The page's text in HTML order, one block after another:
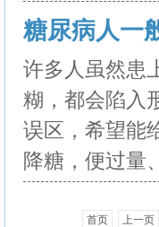
糖尿病人一
许多人虽然患
糊，都会陷入
误区，希望能
降糖，便过量
首页 上一页